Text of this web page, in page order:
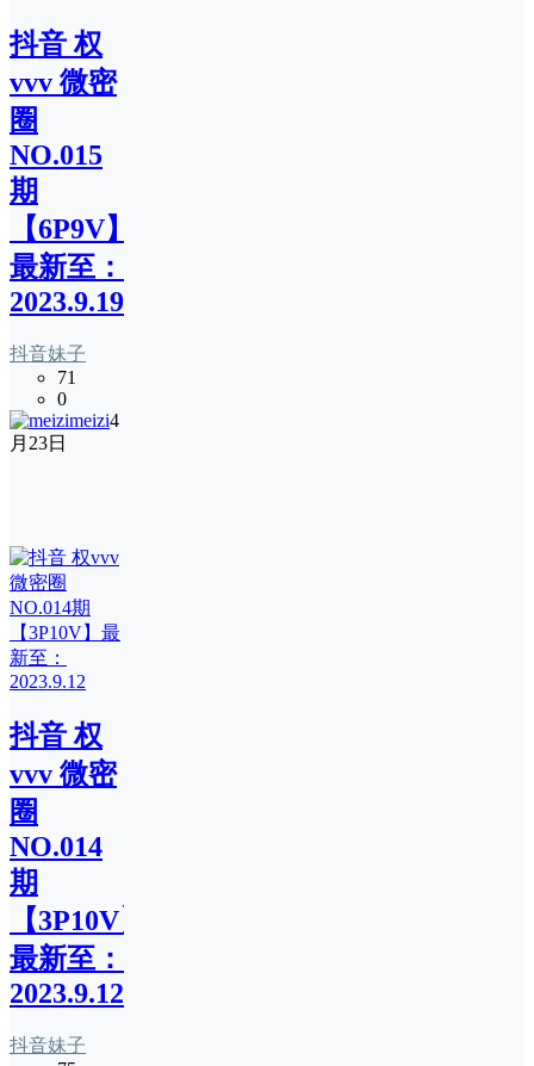
抖音 权
vvv 微密
圈
NO.015
期
【6P9V】
最新至：
2023.9.19
抖音妹子
71
0
meizi4
月23日
抖音 权
vvv 微密
圈
NO.014
期
【3P10V】
最新至：
2023.9.12
抖音妹子